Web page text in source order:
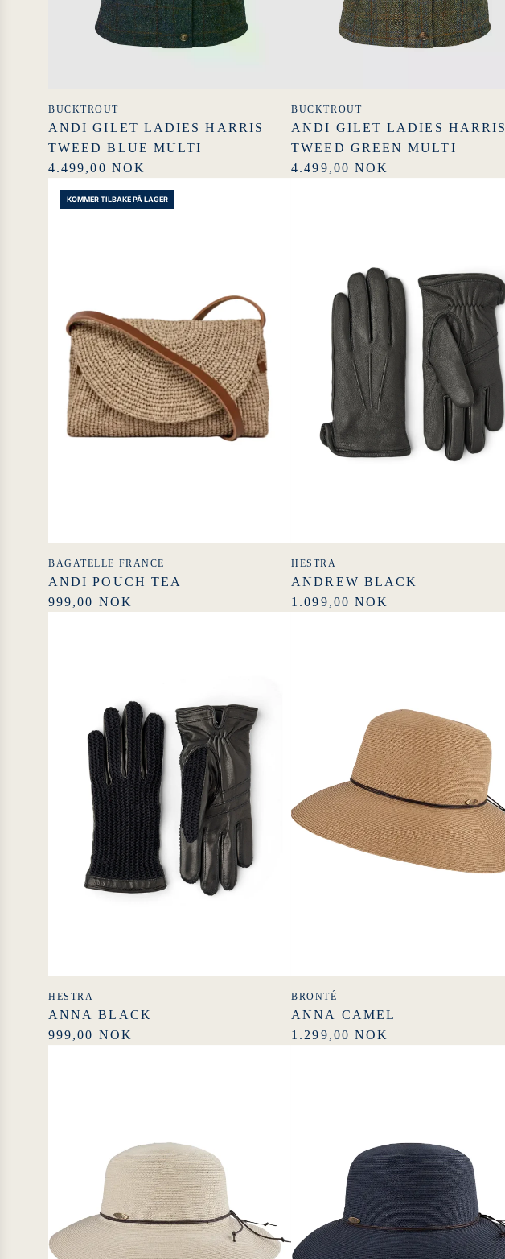
BUCKTROUT
ANDI GILET LADIES HARRIS
TWEED BLUE MULTI
4.499,00 NOK
BUCKTROUT
ANDI GILET LADIES HARRIS
TWEED GREEN MULTI
4.499,00 NOK
KOMMER TILBAKE PÅ LAGER
BAGATELLE FRANCE
ANDI POUCH TEA
999,00 NOK
HESTRA
ANDREW BLACK
1.099,00 NOK
HESTRA
ANNA BLACK
999,00 NOK
BRONTÉ
ANNA CAMEL
1.299,00 NOK